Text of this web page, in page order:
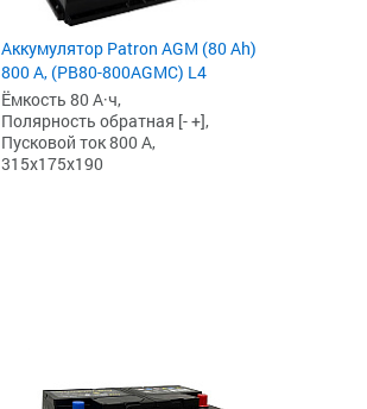
Аккумулятор Patron AGM (80 Ah)
800 А, (PB80-800AGMC) L4
Ёмкость 80 А·ч,
Полярность обратная [- +],
Пусковой ток 800 А,
315x175x190